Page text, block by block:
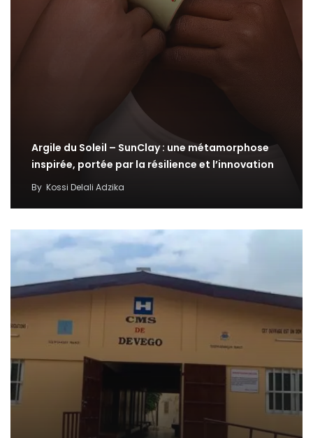
Argile du Soleil – SunClay : une métamorphose
inspirée, portée par la résilience et l’innovation
By Kossi Delali Adzika